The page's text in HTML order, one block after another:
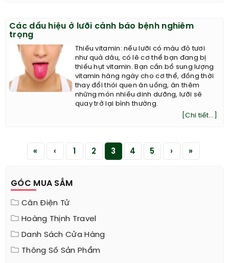
Các dấu hiệu ở lưỡi cảnh báo bệnh nghiêm
trọng
Thiếu vitamin: nếu lưỡi có màu đỏ tươi
như quả dâu, có lẽ cơ thể bạn đang bị
thiếu hụt vitamin. Bạn cần bổ sung lượng
vitamin hàng ngày cho cơ thể, đồng thời
thay đổi thói quen ăn uống, ăn thêm
những món nhiều dinh dưỡng, lưỡi sẽ
quay trở lại bình thường.
[Chi tiết...]
« ‹ 1 2 3 4 5 › »
GÓC MUA SẮM
Cân Điện Tử
Hoàng Thịnh Travel
Danh Sách Cửa Hàng
Thông Số Sản Phẩm